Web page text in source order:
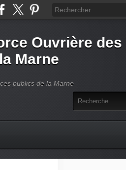
Ouvrière
Marne
publics de la Marne